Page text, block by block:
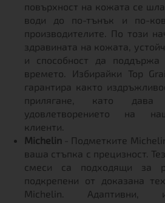
повърхност на кожата се
води до по-тънък и по-
производителите. По този
здравината на кожата,
и способност да
времето. Избирайки Top
гарантира както
прилягане, като дава
удовлетворението на
клиенти.
Michelin - Подметките
ваша стъпка с прецизност.
смеси са подходящи за
подкрепени от доказана
Michelin. Адаптивни,